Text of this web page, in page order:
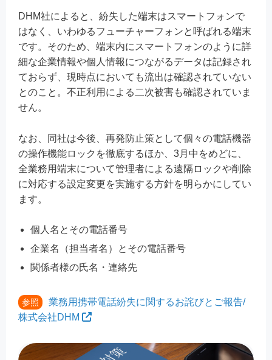
DHM社によると、紛失した端末はスマートフォンで
はなく、いわゆるフューチャーフォンと呼ばれる端末
です。そのため、端末内にスマートフォンのように詳
細な企業情報や個人情報につながるデータは記録され
ておらず、現時点においても流出は確認されていない
とのこと。不正利用による二次被害も確認されていま
せん。
なお、同社は今後、再発防止策として個々の電話機器
の操作機能ロックを徹底するほか、3月中をめどに、
全業務用端末について管理者による遠隔ロックや削除
に対応する設定変更を実施する方針を明らかにしてい
ます。
個人名とその電話番号
企業名（担当者名）とその電話番号
関係者様の氏名・連絡先
参照
業務用携帯電話紛失に関するお詫びとご報告/
株式会社DHM